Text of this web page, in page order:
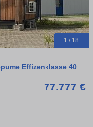
1 / 18
Effizenklasse 40
77.777 €